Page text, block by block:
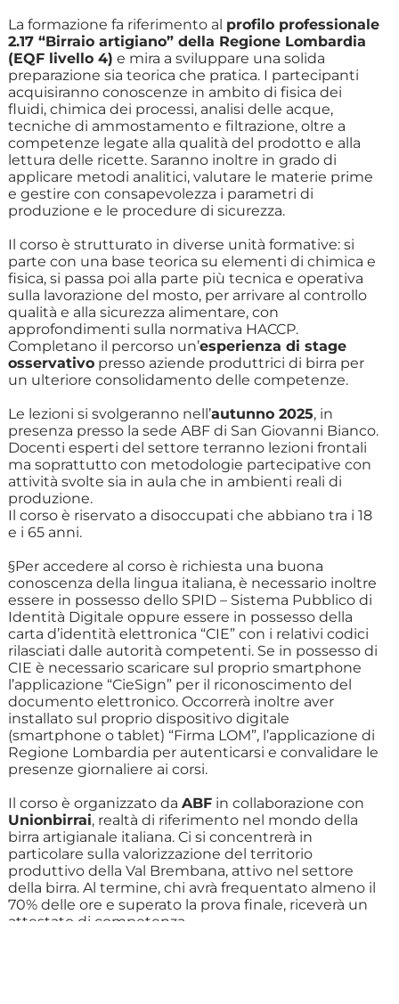
La formazione fa riferimento al profilo professionale
2.17 “Birraio artigiano” della Regione Lombardia
(EQF livello 4) e mira a sviluppare una solida
preparazione sia teorica che pratica. I partecipanti
acquisiranno conoscenze in ambito di fisica dei
fluidi, chimica dei processi, analisi delle acque,
tecniche di ammostamento e filtrazione, oltre a
competenze legate alla qualità del prodotto e alla
lettura delle ricette. Saranno inoltre in grado di
applicare metodi analitici, valutare le materie prime
e gestire con consapevolezza i parametri di
produzione e le procedure di sicurezza.
Il corso è strutturato in diverse unità formative: si
parte con una base teorica su elementi di chimica e
fisica, si passa poi alla parte più tecnica e operativa
sulla lavorazione del mosto, per arrivare al controllo
qualità e alla sicurezza alimentare, con
approfondimenti sulla normativa HACCP.
Completano il percorso un’esperienza di stage
osservativopresso aziende produttrici di birra per
un ulteriore consolidamento delle competenze.
Le lezioni si svolgeranno nell’autunno 2025, in
presenza presso la sede ABF di San Giovanni Bianco.
Docenti esperti del settore terranno lezioni frontali
ma soprattutto con metodologie partecipative con
attività svolte sia in aula che in ambienti reali di
produzione.
Il corso è riservato a disoccupati che abbiano tra i 18
e i 65 anni.
§Per accedere al corso è richiesta una buona
conoscenza della lingua italiana, è necessario inoltre
essere in possesso dello SPID – Sistema Pubblico di
Identità Digitale oppure essere in possesso della
carta d’identità elettronica “CIE” con i relativi codici
rilasciati dalle autorità competenti. Se in possesso di
CIE è necessario scaricare sul proprio smartphone
l’applicazione “CieSign” per il riconoscimento del
documento elettronico. Occorrerà inoltre aver
installato sul proprio dispositivo digitale
(smartphone o tablet) “Firma LOM”, l’applicazione di
Regione Lombardia per autenticarsi e convalidare le
presenze giornaliere ai corsi.
Il corso è organizzato da ABFin collaborazione con
Unionbirrai, realtà di riferimento nel mondo della
birra artigianale italiana. Ci si concentrerà in
particolare sulla valorizzazione del territorio
produttivo della Val Brembana, attivo nel settore
della birra. Al termine, chi avrà frequentato almeno il
70% delle ore e superato la prova finale, riceverà un
attestato di competenza.